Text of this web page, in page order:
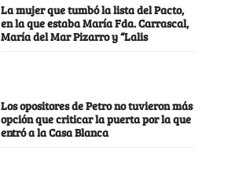
La mujer que tumbó la lista del Pacto,
en la que estaba María Fda. Carrascal,
María del Mar Pizarro y “Lalis
Los opositores de Petro no tuvieron más
opción que criticar la puerta por la que
entró a la Casa Blanca